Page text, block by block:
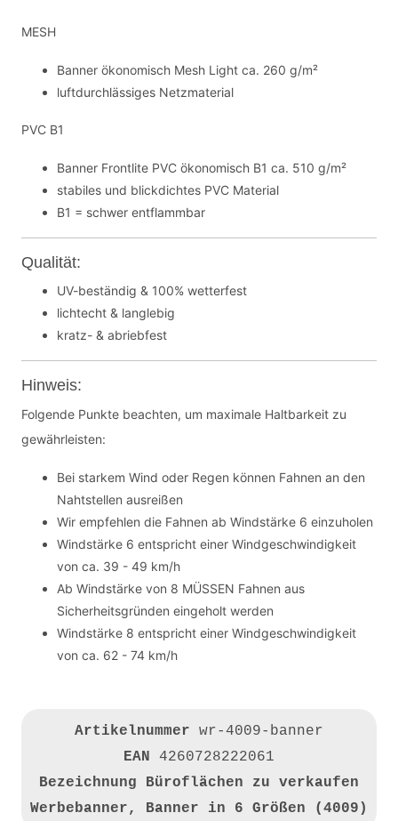
MESH
Banner ökonomisch Mesh Light ca. 260 g/m²
luftdurchlässiges Netzmaterial
PVC B1
Banner Frontlite PVC ökonomisch B1 ca. 510 g/m²
stabiles und blickdichtes PVC Material
B1 = schwer entflammbar
Qualität:
UV-beständig & 100% wetterfest
lichtecht & langlebig
kratz- & abriebfest
Hinweis:
Folgende Punkte beachten, um maximale Haltbarkeit zu
gewährleisten:
Bei starkem Wind oder Regen können Fahnen an den
Nahtstellen ausreißen
Wir empfehlen die Fahnen ab Windstärke 6 einzuholen
Windstärke 6 entspricht einer Windgeschwindigkeit
von ca. 39 - 49 km/h
Ab Windstärke von 8 MÜSSEN Fahnen aus
Sicherheitsgründen eingeholt werden
Windstärke 8 entspricht einer Windgeschwindigkeit
von ca. 62 - 74 km/h
Artikelnummer wr-4009-banner
EAN 4260728222061
Bezeichnung Büroflächen zu verkaufen
Werbebanner, Banner in 6 Größen (4009)